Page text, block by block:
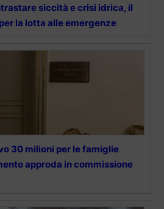
siccità e crisi idrica, il
la lotta alle emergenze
30 milioni per le famiglie
approda in commissione